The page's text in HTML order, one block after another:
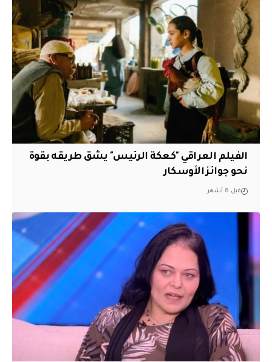
الفيلم العراقي "كعكة الرئيس" يشق طريقه بقوة
نحو جوائز الأوسكار
قبل 8 أشهر